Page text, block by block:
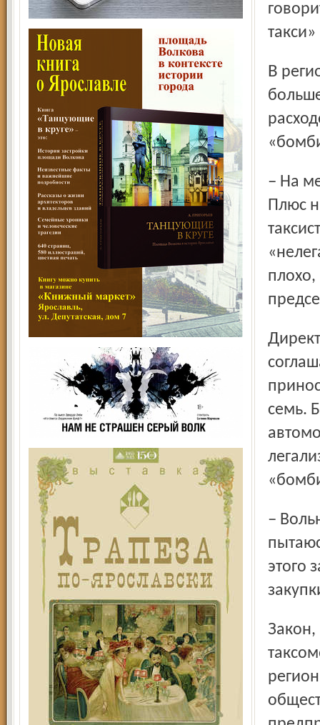
В регионе около 20 тысяч частных перевозчиков, и чуть
– На медицинские осмотры – от 30 до 50 рублей в день.
Плюс
Директор такси «Кар-Мен» Владимир Тельнов
семь.
– Вольные водители у меня отбирают хлеб, который я
этого
Закон, регулирующий деятельность в области